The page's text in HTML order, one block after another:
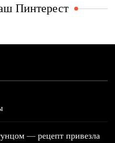
Пинтерест
— рецепт привезла